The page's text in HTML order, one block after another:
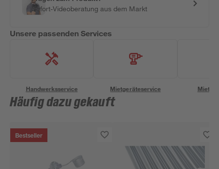
Sofort-Videoberatung aus dem Markt
Unsere passenden Services
Handwerksservice Mietgeräteservice
Häufig dazu gekauft
Bestseller